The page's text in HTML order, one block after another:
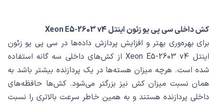
کش داخلی سی پی یو زئون اینتل Xeon E5-2603 v4
برای بهره‌وری بهتر و افزایش پردازش داده‌ها در سی پی یو زئون
اینتل Xeon E5-2603 v4 از کش‌های داخلی سه گانه استفاده
شده است. هرچه میزان هسته‌ها در یک پردازنده بیشتر باشد به
همان نسبت میزان کش نیز بزرگتر می‌شود. کش‌ها حافظه‌های
داخلی پردازنده هستند و به همین خاطر سرعت بالاتری را نسبت